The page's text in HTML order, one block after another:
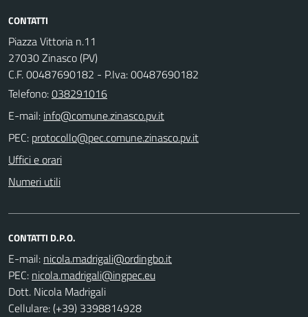
CONTATTI
Piazza Vittoria n.11
27030 Zinasco (PV)
C.F. 00487690182 - P.Iva: 00487690182
Telefono:038291016
E-mail:
PEC:
Uffici e orari
Numeri utili
CONTATTI D.P.O.
E-mail:
PEC:
Dott. Nicola Madrigali
Cellulare: (+39) 3398814928